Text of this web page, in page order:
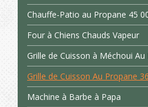
Chauffe-Patio au Propane 45
Four à Chiens Chauds Vapeur
Grille de Cuisson à Méchoui Au
Grille de Cuisson Au Propane
Machine à Barbe à Papa